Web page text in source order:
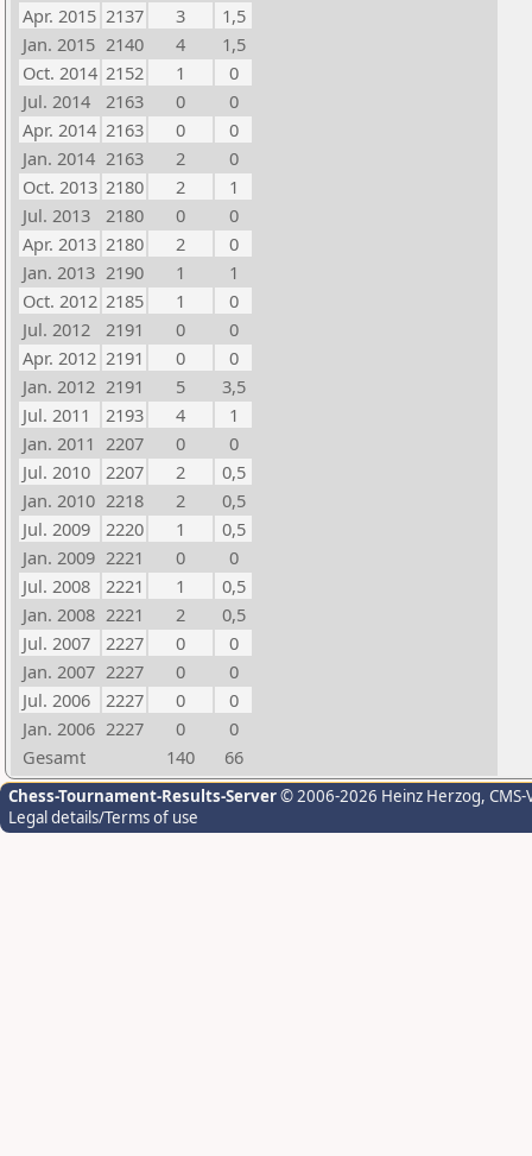
Apr. 2015 2137 3
1,5
Jan. 2015 2140 4
1,5
Oct. 2014 2152 1
0
Jul. 2014
2163 0
0
Apr. 2014 2163 0
0
Jan. 2014 2163 2
0
Oct. 2013 2180 2
1
Jul. 2013
2180 0
0
Apr. 2013 2180 2
0
Jan. 2013 2190 1
1
Oct. 2012 2185 1
0
Jul. 2012
2191 0
0
Apr. 2012 2191 0
0
Jan. 2012 2191 5
3,5
Jul. 2011
2193 4
1
Jan. 2011 2207 0
0
Jul. 2010
2207 2
0,5
Jan. 2010 2218 2
0,5
Jul. 2009
2220 1
0,5
Jan. 2009 2221 0
0
Jul. 2008
2221 1
0,5
Jan. 2008 2221 2
0,5
Jul. 2007
2227 0
0
Jan. 2007 2227 0
0
Jul. 2006
2227 0
0
Jan. 2006 2227 0
0
Gesamt
140 66
Chess-Tournament-Results-Server© 2006-2026 Heinz Herzog,
Legal details/Terms of use